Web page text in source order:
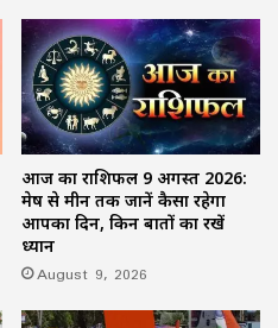
आज का राशिफल 9 अगस्त 2026:
मेष से मीन तक जानें कैसा रहेगा
आपका दिन, किन बातों का रखें
ध्यान
August 9, 2026